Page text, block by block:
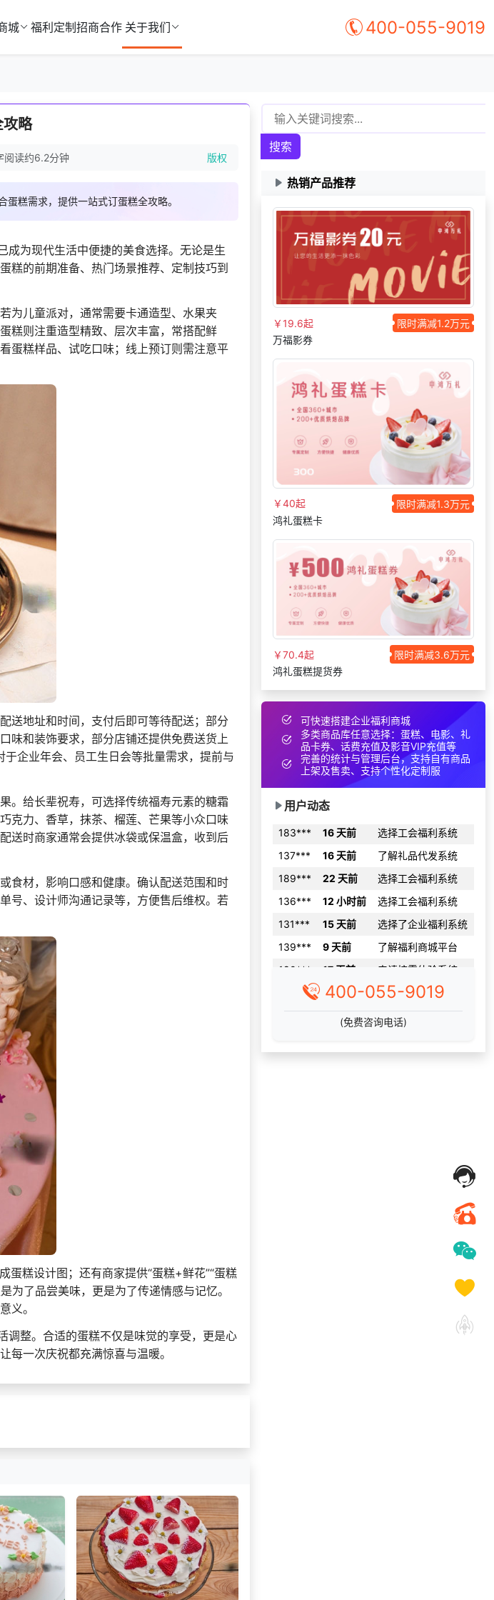
城 福利定制 招商合作 关于我们 400-055-9019
攻略
阅读约6.2分钟 版权
糕需求，提供一站式订蛋糕全攻略。
成为现代生活中便捷的美食选择。无论是生
糕的前期准备、热门场景推荐、定制技巧到
为儿童派对，通常需要卡通造型、水果夹
糕则注重造型精致、层次丰富，常搭配鲜
蛋糕样品、试吃口味；线上预订则需注意平
送地址和时间，支付后即可等待配送；部分
味和装饰要求，部分店铺还提供免费送货上
企业年会、员工生日会等批量需求，提前与
。给长辈祝寿，可选择传统福寿元素的糖霜
克力、香草，抹茶、榴莲、芒果等小众口味
送时商家通常会提供冰袋或保温盒，收到后
食材，影响口感和健康。确认配送范围和时
号、设计师沟通记录等，方便售后维权。若
蛋糕设计图；还有商家提供“蛋糕+鲜花”“蛋糕
为了品尝美味，更是为了传递情感与记忆。
义。
调整。合适的蛋糕不仅是味觉的享受，更是心
每一次庆祝都充满惊喜与温暖。
搜索
热销产品推荐
￥19.6起
限时满减1.2万元
万福影券
￥40起
限时满减1.3万元
鸿礼蛋糕卡
￥70.4起
限时满减3.6万元
鸿礼蛋糕提货券
可快速搭建企业福利商城
多类商品库任意选择：蛋糕、电影、礼
品卡券、话费充值及影音VIP充值等
完善的统计与管理后台，支持自有商品
上架及售卖、支持个性化定制服
用户动态
申请按需体验系统
139***
24 天前
选择工会福利系统
176***
24 天前
申请按需体验系统
195***
3 天前 选择公司礼品商城
获取礼品采购供应链
资料
182*** 23 天前
177*** 22 天前
获取礼品商城搭建资
料
176***
6 天前
选择礼品商城系统
183***
15 天前
选择公司礼品商城
183***
16 天前
137***
16 天前
了解礼品代发系统
189***
22 天前
选择工会福利系统
136***
12 小时前
选择工会福利系统
131***
15 天前
选择了企业福利系统
139***
9 天前
了解福利商城平台
180***
17 天前
申请按需体验系统
139***
24 天前
选择工会福利系统
176***
24 天前
申请按需体验系统
3 天前 选择公司礼品商城
资料
选择工会福利系统
选择工会福利系统
选择工会福利系统
了解福利商城平台
180***
176***
195***
3 天前 选择公司礼品商城
157*** 1 天前
获取礼品采购供应链
资料
23 天前
获取礼品采购供应链
资料
195***
15 天前 选择礼品商城系统
177***
获取礼品商城搭建资
183***
15 天前
选择公司礼品商城
183***
16 天前
选择工会福利系统
137***
16 天前
了解礼品代发系统
189***
22 天前
选择工会福利系统
136***
选择工会福利系统
131***
选择了企业福利系统
139***
400-055-9019
(免费咨询电话)